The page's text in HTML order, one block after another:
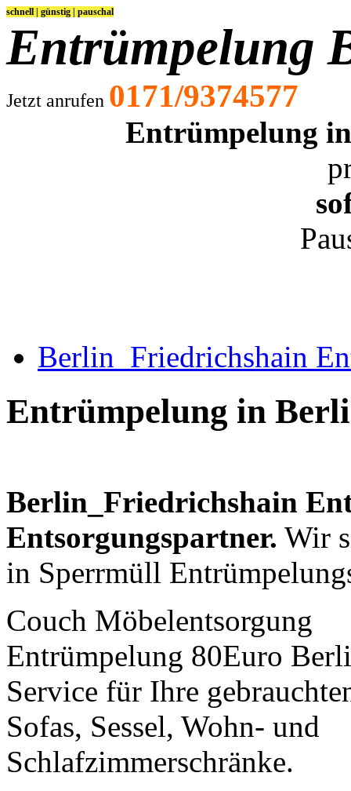
schnell | günstig | pauschal
Entrümpelung
Jetzt anrufen 0171/9374577
Entrümpelung
Berlin_Friedrichshain
Entrümpelung in
Berlin_Friedrichshain
Entsorgungspartner. Wir
in Sperrmüll
Couch Möbelentsorgung
Entrümpelung 80Euro
Service für Ihre
Sofas, Sessel, Wohn- und
Schlafzimmerschränke.